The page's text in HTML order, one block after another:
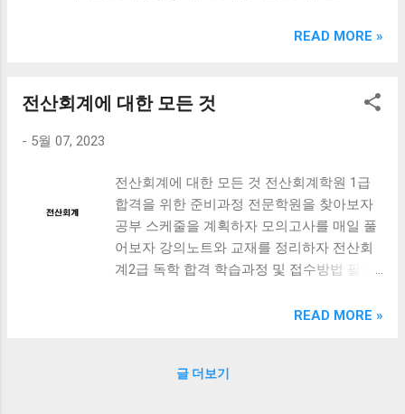
OABTKBDA 퓨어 화이트. 코시 베이직 블루투스 키보드
랙. 큐센 멤브레인 무선 키보드 블랙 K1000 일반형 블루투스
다양한 할인 혜택과 빠른배송 혜택을 놓치지 않도록 먼저 확
도 많고, 가격도 다양해서 결정이 많이 어려우시죠? 특히 블
루투스키보드 같은 상품을 고를 때는 더 고민이 많을 수 밖에
없습니다. 다양한 상품들을 상세스펙 과 가격 을 꼼꼼히 비교
해서 구매하실 수 있도록 순위 추천 해드릴게요. 특가상품 보
러가기 추천상품 Best 유니콘 멀티페어링 스마트폰 태블릿
READ MORE »
전산회계에 대한 모든 것
- 5월 07, 2023
전산회계에 대한 모든 것 전산회계학원 1급
합격을 위한 준비과정 전문학원을 찾아보자
공부 스케줄을 계획하자 모의고사를 매일 풀
어보자 강의노트와 교재를 정리하자 전산회
계2급 독학 합격 학습과정 및 접수방법 필요
중력을 유지하자 모의고사를 푸는 습관을 들
효율적인 나만의 공부비법 시간을 효율적으
READ MORE »
글 더보기